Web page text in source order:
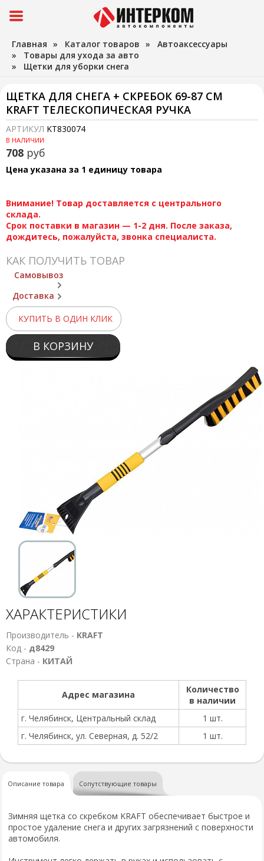
Главная » Каталог товаров » Автоаксессуары
» Товары для ухода за авто
» Щетки для уборки снега
ЩЕТКА ДЛЯ СНЕГА + СКРЕБОК 69-87 СМ
KRAFT ТЕЛЕСКОПИЧЕСКАЯ РУЧКА
АРТИКУЛ KT830074
В НАЛИЧИИ
708 руб
Цена указана за 1 единицу товара
Внимание! Товар доставляется с центрального
склада.
Срок поставки в магазин — 1-2 дня. После заказа,
дождитесь, пожалуйста, звонка специалиста.
КАК ПОЛУЧИТЬ ТОВАР
Самовывоз
Доставка
КУПИТЬ В ОДИН КЛИК
В КОРЗИНУ
ХАРАКТЕРИСТИКИ
Производитель - KRAFT
Код - д8429
Страна - КИТАЙ
Адрес магазина
Количество
в наличии
г. Челябинск, Центральный склад
1 шт.
г. Челябинск, ул. Северная, д. 52/2
1 шт.
Описание товара Сопутствующие товары
Зимняя щетка со скребком KRAFT обеспечивает быстрое и
простое удаление снега и других загрязнений с поверхности
автомобиля.